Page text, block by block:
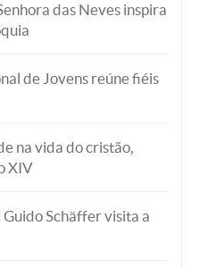
das Neves inspira
de Jovens reúne fiéis
na vida do cristão,
XIV
Schäffer visita a